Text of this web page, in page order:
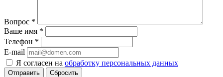
Вопрос *
Ваше имя *
Телефон *
E-mail
Я согласен на обработку персональных данных
Сбросить